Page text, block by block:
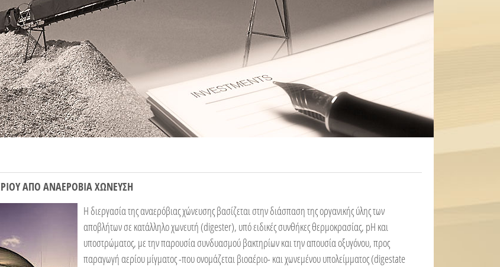
ΑΠΟ ΑΝΑΕΡΟΒΙΑ ΧΩΝΕΥΣΗ
Η διεργασία της αναερόβιας χώνευσης βασίζεται στην διάσπαση της οργανικής ύλης των
αποβλήτων σε κατάλληλο χωνευτή (digester), υπό ειδικές συνθήκες θερµοκρασίας, pH και
υποστρώµατος, µε την παρουσία συνδυασµού βακτηρίων και την απουσία οξυγόνου, προς
παραγωγή αερίου µίγµατος -που ονοµάζεται βιοαέριο- και χωνεµένου υπολείµµατος (digestate